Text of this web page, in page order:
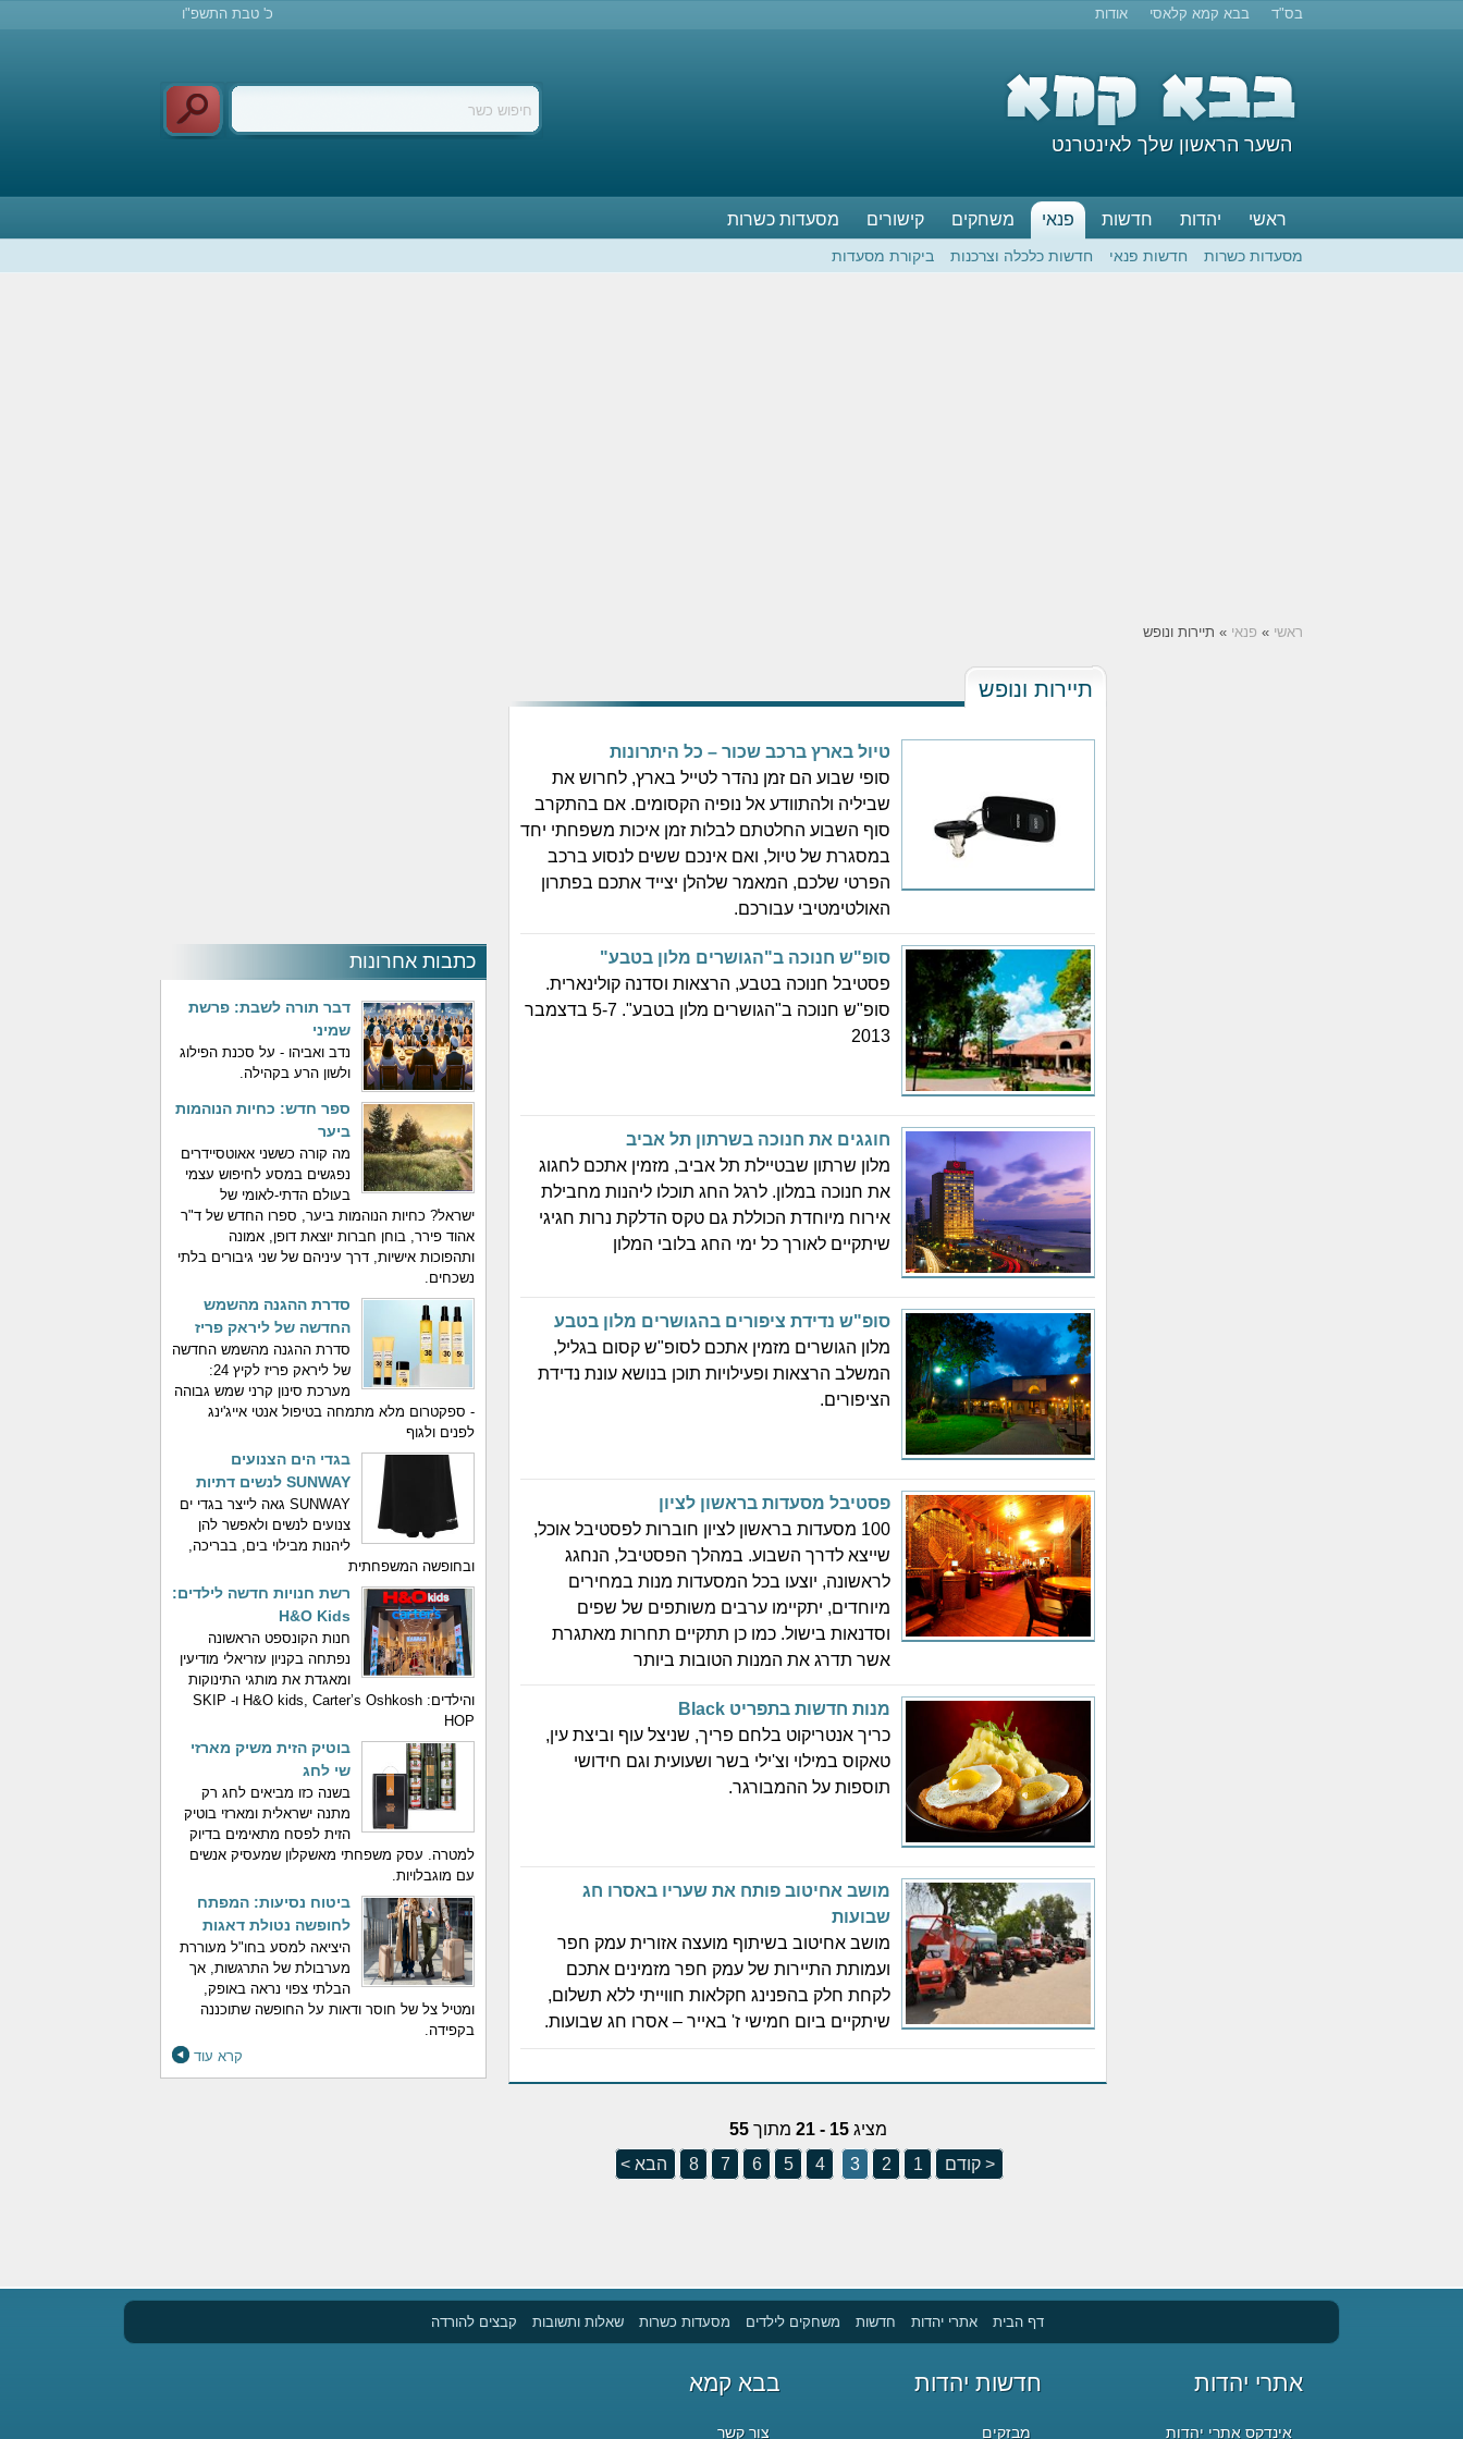
בס"ד בבא קמא קלאסי אודות כ' טבת התשפ"ו
השער הראשון שלך לאינטרנט
ראשי יהדות חדשות פנאי משחקים קישורים מסעדות כשרות
מסעדות כשרות חדשות פנאי חדשות כלכלה וצרכנות ביקורת מסעדות
ראשי » פנאי » תיירות ונופש
כתבות אחרונות
דבר תורה לשבת: פרשת
שמיני
נדב ואביהו - על סכנת הפילוג
ולשון הרע בקהילה.
ספר חדש: כחיות הנוהמות
ביער
מה קורה כששני אאוטסיידרים
נפגשים במסע לחיפוש עצמי
בעולם הדתי-לאומי של
ישראל? כחיות הנוהמות ביער, ספרו החדש של ד"ר
אהוד פירר, בוחן חברות יוצאת דופן, אמונה
ותהפוכות אישיות, דרך עיניהם של שני גיבורים בלתי
נשכחים.
סדרת ההגנה מהשמש
החדשה של ליראק פריז
סדרת ההגנה מהשמש החדשה
של ליראק פריז לקיץ 24:
מערכת סינון קרני שמש גבוהה
- ספקטרום מלא מתמחה בטיפול אנטי אייג'ינג
לפנים ולגוף
בגדי הים הצנועים
SUNWAY לנשים דתיות
SUNWAY גאה לייצר בגדי ים
צנועים לנשים ולאפשר להן
ליהנות מבילוי בים, בבריכה,
ובחופשה המשפחתית
רשת חנויות חדשה לילדים:
H&O Kids
חנות הקונספט הראשונה
נפתחה בקניון עזריאלי מודיעין
ומאגדת את מותגי התינוקות
והילדים: H&O kids, Carter’s Oshkosh ו- SKIP
HOP
בוטיק הזית משיק מארזי
שי לחג
בשנה כזו מביאים לחג רק
מתנה ישראלית ומארזי בוטיק
הזית לפסח מתאימים בדיוק
למטרה. עסק משפחתי מאשקלון שמעסיק אנשים
עם מוגבלויות.
ביטוח נסיעות: המפתח
לחופשה נטולת דאגות
היציאה למסע בחו"ל מעוררת
מערבולת של התרגשות, אך
הבלתי צפוי נראה באופק,
ומטיל צל של חוסר ודאות על החופשה שתוכננה
בקפידה.
קרא עוד
תיירות ונופש
טיול בארץ ברכב שכור – כל היתרונות
סופי שבוע הם זמן נהדר לטייל בארץ, לחרוש את
שביליה ולהתוודע אל נופיה הקסומים. אם בהתקרב
סוף השבוע החלטתם לבלות זמן איכות משפחתי יחד
במסגרת של טיול, ואם אינכם ששים לנסוע ברכב
הפרטי שלכם, המאמר שלהלן יצייד אתכם בפתרון
האולטימטיבי עבורכם.
סופ"ש חנוכה ב"הגושרים מלון בטבע"
פסטיבל חנוכה בטבע, הרצאות וסדנה קולינארית.
סופ"ש חנוכה ב"הגושרים מלון בטבע". 5-7 בדצמבר
2013
חוגגים את חנוכה בשרתון תל אביב
מלון שרתון שבטיילת תל אביב, מזמין אתכם לחגוג
את חנוכה במלון. לרגל החג תוכלו ליהנות מחבילת
אירוח מיוחדת הכוללת גם טקס הדלקת נרות חגיגי
שיתקיים לאורך כל ימי החג בלובי המלון
סופ"ש נדידת ציפורים בהגושרים מלון בטבע
מלון הגושרים מזמין אתכם לסופ"ש קסום בגליל,
המשלב הרצאות ופעילויות תוכן בנושא עונת נדידת
הציפורים.
פסטיבל מסעדות בראשון לציון
100 מסעדות בראשון לציון חוברות לפסטיבל אוכל,
שייצא לדרך השבוע. במהלך הפסטיבל, הנחגג
לראשונה, יוצעו בכל המסעדות מנות במחירים
מיוחדים, יתקיימו ערבים משותפים של שפים
וסדנאות בישול. כמו כן תתקיים תחרות מאתגרת
אשר תדרג את המנות הטובות ביותר
מנות חדשות בתפריט Black
כריך אנטריקוט בלחם פריך, שניצל עוף וביצת עין,
טאקוס במילוי וצ'ילי בשר ושעועית וגם חידושי
תוספות על ההמבורגר.
מושב אחיטוב פותח את שעריו באסרו חג
שבועות
מושב אחיטוב בשיתוף מועצה אזורית עמק חפר
ועמותת התיירות של עמק חפר מזמינים אתכם
לקחת חלק בהפנינג חקלאות חווייתי ללא תשלום,
שיתקיים ביום חמישי ז' באייר – אסרו חג שבועות.
מציג15 - 21 מתוך55
< קודם
1
2
3
4
5
6
7
8 הבא >
דף הבית אתרי יהדות חדשות משחקים לילדים מסעדות כשרות שאלות ותשובות קבצים להורדה
אתרי יהדות
אינדקס אתרי יהדות
חדשות יהדות
מבזקים
בבא קמא
צור קשר